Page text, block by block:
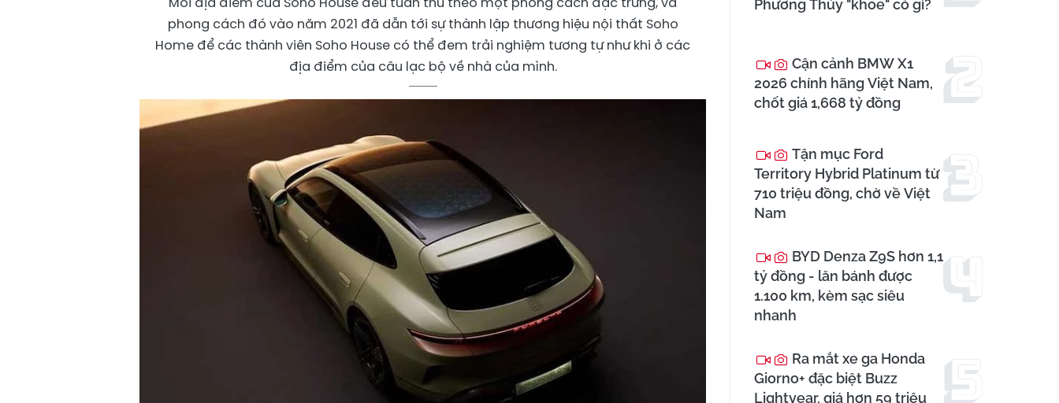
phong cách đó vào năm 2021 đã dẫn tới sự thành lập thương hiệu nội thất Soho
Home để các thành viên Soho House có thể đem trải nghiệm tương tự như khi ở các
địa điểm của câu lạc bộ về nhà của mình.
Phương Thúy "khoe" có gì?
Cận cảnh BMW X1
2026 chính hãng Việt Nam,
chốt giá 1,668 tỷ đồng
Tận mục Ford
Territory Hybrid Platinum từ
710 triệu đồng, chờ về Việt
Nam
BYD Denza Z9S hơn 1,1
tỷ đồng - lăn bánh được
1.100 km, kèm sạc siêu
nhanh
Ra mắt xe ga Honda
Giorno+ đặc biệt Buzz
Lightyear, giá hơn 59 triệu